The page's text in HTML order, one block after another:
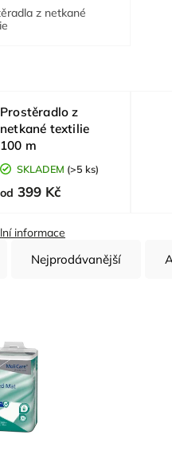
z netkané
Prostěradlo z
netkané textilie
100 m
SKLADEM (>5 ks)
od 399 Kč
informace
Nejprodávanější